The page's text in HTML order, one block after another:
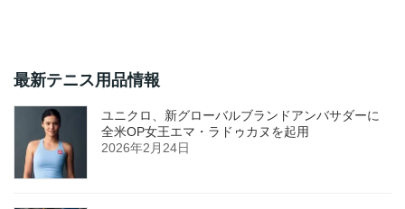
最新テニス用品情報
ユニクロ、新グローバルブランドアンバサダーに
全米OP女王エマ・ラドゥカヌを起用
2026年2月24日